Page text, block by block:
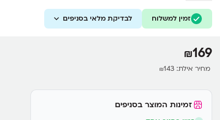
ומהירה.
עיצוב מאסיבי ואלגנטי: מראה אלגנטי שלא מוסיף משקל רב למכשיר.
חיתוכים מדויקים: גישה מלאה לכל הכפתורים והחיבורים, מבלי
זמין למשלוח לבדיקת מלאי בסניפים
₪169
מחיר אילת: ₪143
זמינות המוצר בסניפים